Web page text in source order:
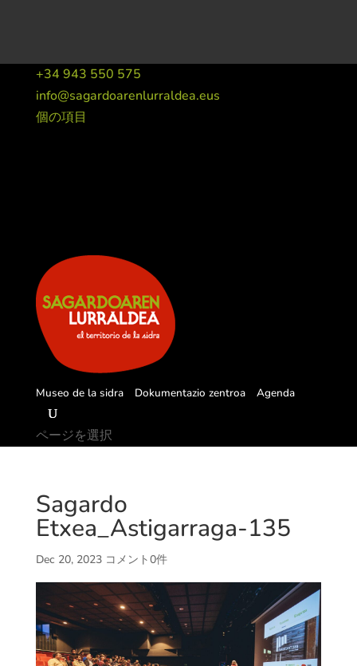
+34 943 550 575
info@sagardoarenlurraldea.eus
個の項目
Museo de la sidra Dokumentazio zentroa Agenda
ページを選択
Sagardo
Etxea_Astigarraga-135
Dec 20, 2023 コメント0件